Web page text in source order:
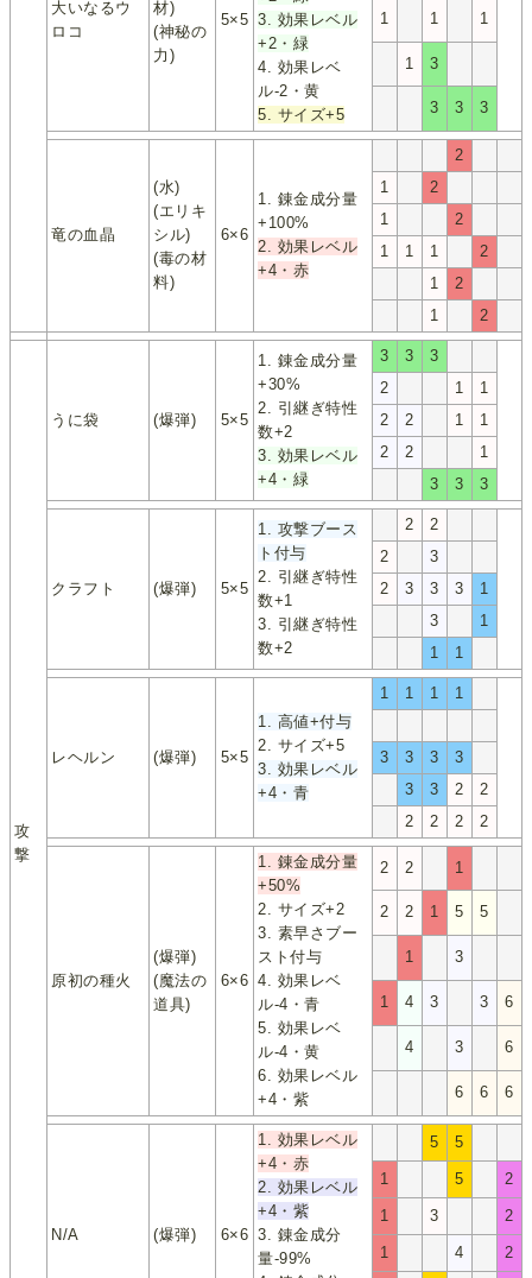
大いなるウ
ロコ
材)
(神秘の
力)
5×5 3. 効果レベル
+2・緑
4. 効果レベ
ル-2・黄
5. サイズ+5
1 1 1
1 3
3 3 3
竜の血晶
(水)
(エリキ
シル)
(毒の材
料)
6×6
1. 錬金成分量
+100%
2. 効果レベル
+4・赤
2
1
2
1
2
1
1 1
2
1
2
1
2
攻
撃
うに袋 (爆弾) 5×5
1. 錬金成分量
+30%
2. 引継ぎ特性
数+2
3. 効果レベル
+4・緑
3 3
3
2
1
1
2
2 1
1
2
2
1
3
3 3
クラフト (爆弾) 5×5
1. 攻撃ブース
ト付与
2. 引継ぎ特性
数+1
3. 引継ぎ特性
数+2
2
2
2
3
2
3 3 3
1
3
1
1
1
レヘルン (爆弾) 5×5
1. 高値+付与
2. サイズ+5
3. 効果レベル
+4・青
1 1 1 1
3 3 3
3
3
3 2
2
2
2 2 2
原初の種火
(爆弾)
(魔法の
道具)
6×6
1. 錬金成分量
+50%
2. サイズ+2
3. 素早さブー
スト付与
4. 効果レベ
ル-4・青
5. 効果レベ
ル-4・黄
6. 効果レベル
+4・紫
2 2 1
2 2 1 5 5
1 3
1 4 3 3 6
4 3 6
6 6 6
N/A (爆弾) 6×6
1. 効果レベル
+4・赤
2. 効果レベル
+4・紫
3. 錬金成分
量-99%
5 5
1 5 2
1 3 2
1 4 2